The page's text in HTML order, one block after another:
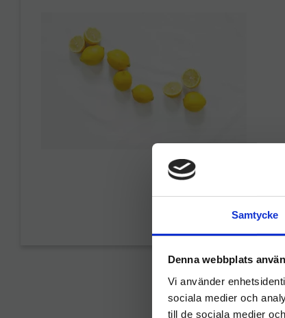
Samtycke
Denna webbplats
Vi använder
sociala medier och
till de sociala medier